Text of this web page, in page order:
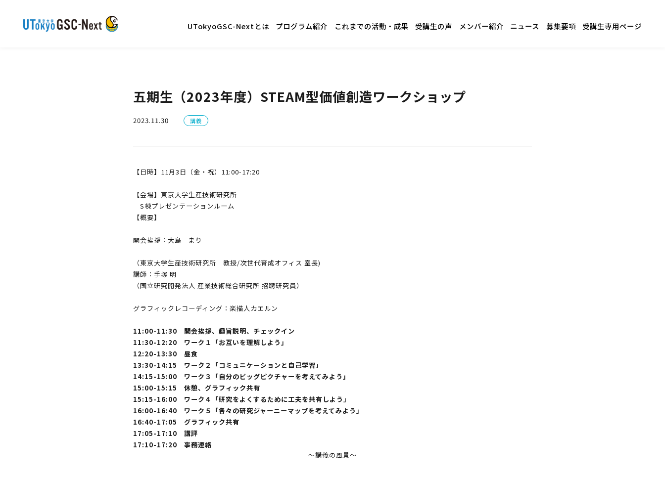
UTokyoGSC-Nextとは プログラム紹介 これまでの活動・成果 受講生の声 メンバー紹介 ニュース 募集要項 受講生専用ページ
五期生（2023年度）STEAM型価値創造ワークショップ
2023.11.30 講義
【日時】11月3日（金・祝）11:00-17:20
【会場】東京大学生産技術研究所
S棟プレゼンテーションルーム
【概要】
開会挨拶：大島 まり
（東京大学生産技術研究所 教授/次世代育成オフィス 室長)
講師：手塚 明
（国⽴研究開発法⼈ 産業技術総合研究所 招聘研究員）
グラフィックレコーディング：楽描人カエルン
11:00-11:30 開会挨拶、趣旨説明、チェックイン
11:30-12:20 ワーク１「お互いを理解しよう」
12:20-13:30 昼食
13:30-14:15 ワーク２「コミュニケーションと自己学習」
14:15-15:00 ワーク３「自分のビッグピクチャーを考えてみよう」
15:00-15:15 休憩、グラフィック共有
15:15-16:00 ワーク４「研究をよくするために工夫を共有しよう」
16:00-16:40 ワーク５「各々の研究ジャーニーマップを考えてみよう」
16:40-17:05 グラフィック共有
17:05-17:10 講評
17:10-17:20 事務連絡
～講義の風景～